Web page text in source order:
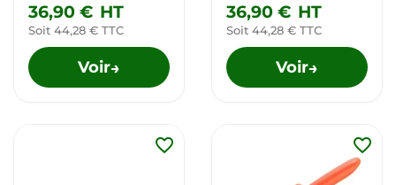
36,90 € HT
Soit 44,28 € TTC
Voir→
36,90 € HT
Soit 44,28 € TTC
Voir→
favorite_border favorite_border